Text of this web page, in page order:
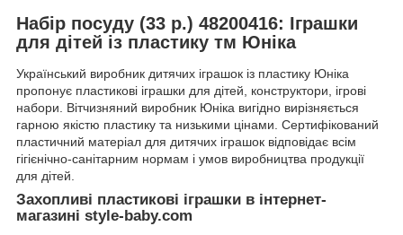
Набір посуду (33 р.) 48200416: Іграшки
для дітей із пластику тм Юніка
Український виробник дитячих іграшок із пластику Юніка
пропонує пластикові іграшки для дітей, конструктори, ігрові
набори. Вітчизняний виробник Юніка вигідно вирізняється
гарною якістю пластику та низькими цінами. Сертифікований
пластичний матеріал для дитячих іграшок відповідає всім
гігієнічно-санітарним нормам і умов виробництва продукції
для дітей.
Захопливі пластикові іграшки в інтернет-
магазині style-baby.com